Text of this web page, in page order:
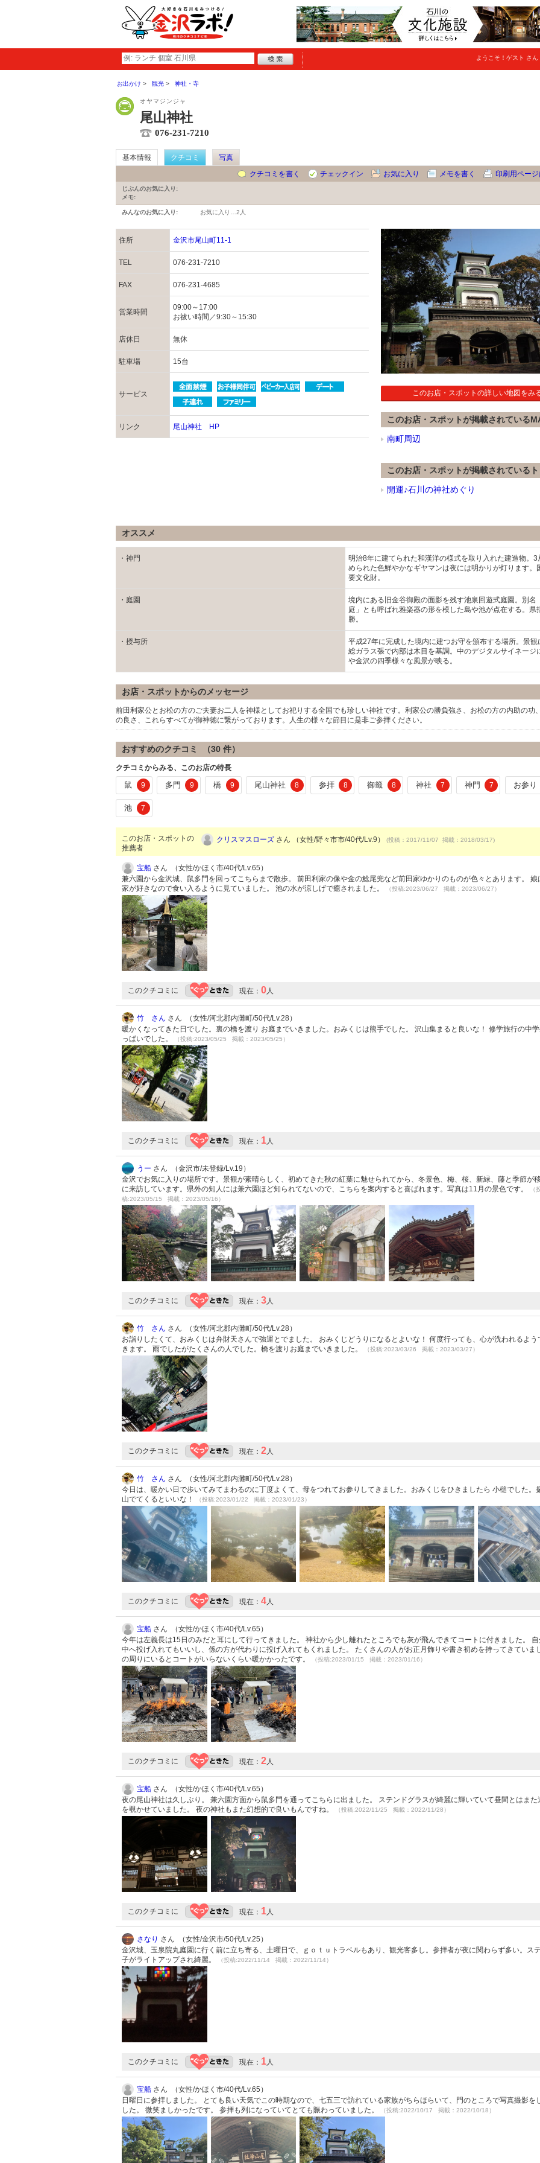
ようこそ！ ゲスト さん
お出かけ 観光 神社・寺
オヤマジンジャ
尾山神社
076-231-7210
基本情報 クチコミ
写真
クチコミを書く
チェックイン お気に入り メモを書く 印刷用ペー
じぶんのお気に入り:
メモ:
みんなのお気に入り: お気に入り… 2人
住所 金沢市尾山町11-1
TEL 076-231-7210
FAX 076-231-4685
営業時間
09:00～17:00
お祓い時間／9:30～15:30
店休日 無休
駐車場 15台
サービス
リンク 尾山神社 HP
このお店・スポットの詳しい地図をみ
このお店・スポットが掲載されている
南町周辺
このお店・スポットが掲載されている
開運♪石川の神社めぐり
オススメ
・神門
明治8年に建てられた和漢洋の様式を取り入れた建造物。3
められた色鮮やかなギヤマンは夜には明かりが灯ります。
要文化財。
・庭園
境内にある旧金谷御殿の面影を残す池泉回遊式庭園。別名
庭」とも呼ばれ雅楽器の形を模した島や池が点在する。県
勝。
・授与所
平成27年に完成した境内に建つお守を頒布する場所。景観
総ガラス張で内部は木目を基調。中のデジタルサイネージ
や金沢の四季様々な風景が映る。
お店・スポットからのメッセージ
前田利家公とお松の方のご夫妻お二人を神様としてお祀りする全国でも珍しい神社です。利家公の勝負強さ、お松の方の内助の功
の良さ、これらすべてが御神徳に繋がっております。人生の様々な節目に是非ご参拝ください。
おすすめのクチコミ （30 件）
クチコミからみる、このお店の特長
鼠 9 多門 9 橋 9 尾山神社 8 参拝 8 御籤 8 神社 7 神門 7 お参り
池 7
このお店・スポットの
推薦者
クリスマスローズ さん （女性/野々市市/40代/Lv.9） (投稿：2017/11/07 掲載：2018/03/17)
宝船 さん （女性/かほく市/40代/Lv.65）
兼六園から金沢城、鼠多門を回ってこちらまで散歩。 前田利家の像や金の鯰尾兜など前田家ゆかりのものが色々とあります。 娘
家が好きなので食い入るように見ていました。 池の水が涼しげで癒されました。
（投稿:2023/06/27 掲載：2023/06/27）
このクチコミに 現在： 0人
竹 さん さん （女性/河北郡内灘町/50代/Lv.28）
暖かくなってきた日でした。裏の橋を渡り お庭までいきました。おみくじは熊手でした。 沢山集まると良いな！ 修学旅行の中
っぱいでした。
（投稿:2023/05/25 掲載：2023/05/25）
このクチコミに 現在： 1人
うー さん （金沢市/未登録/Lv.19）
金沢でお気に入りの場所です。景観が素晴らしく、初めてきた秋の紅葉に魅せられてから、冬景色、梅、桜、新緑、藤と季節が
に来訪しています。県外の知人には兼六園ほど知られてないので、こちらを案内すると喜ばれます。写真は11月の景色です。
（
稿:2023/05/15 掲載：2023/05/16）
このクチコミに 現在： 3人
竹 さん さん （女性/河北郡内灘町/50代/Lv.28）
お詣りしたくて、おみくじは弁財天さんで強運とでました。 おみくじどうりになるとよいな！ 何度行っても、心が洗われるよう
きます。 雨でしたがたくさんの人でした。橋を渡りお庭までいきました。
（投稿:2023/03/26 掲載：2023/03/27）
このクチコミに 現在： 2人
竹 さん さん （女性/河北郡内灘町/50代/Lv.28）
今日は、暖かい日で歩いてみてまわるのに丁度よくて、母をつれてお参りしてきました。おみくじをひきましたら 小槌でした。
山でてくるといいな！
（投稿:2023/01/22 掲載：2023/01/23）
このクチコミに 現在： 4人
宝船 さん （女性/かほく市/40代/Lv.65）
今年は左義長は15日のみだと耳にして行ってきました。 神社から少し離れたところでも灰が飛んできてコートに付きました。
中へ投げ入れてもいいし、係の方が代わりに投げ入れてもくれました。 たくさんの人がお正月飾りや書き初めを持ってきていま
の周りにいるとコートがいらないくらい暖かかったです。
（投稿:2023/01/15 掲載：2023/01/16）
このクチコミに 現在： 2人
宝船 さん （女性/かほく市/40代/Lv.65）
夜の尾山神社は久しぶり。 兼六園方面から鼠多門を通ってこちらに出ました。 ステンドグラスが綺麗に輝いていて昼間とはまた
を覗かせていました。 夜の神社もまた幻想的で良いもんですね。
（投稿:2022/11/25 掲載：2022/11/28）
このクチコミに 現在： 1人
さなり さん （女性/金沢市/50代/Lv.25）
金沢城、玉泉院丸庭園に行く前に立ち寄る、土曜日で、ｇｏｔｕトラベルもあり、観光客多し。参拝者が夜に関わらず多い。ス
子がライトアップされ綺麗。
（投稿:2022/11/14 掲載：2022/11/14）
このクチコミに 現在： 1人
宝船 さん （女性/かほく市/40代/Lv.65）
日曜日に参拝しました。 とても良い天気でこの時期なので、七五三で訪れている家族がちらほらいて、門のところで写真撮影を
した。 微笑ましかったです。 参拝も列になっていてとても賑わっていました。
（投稿:2022/10/17 掲載：2022/10/18）